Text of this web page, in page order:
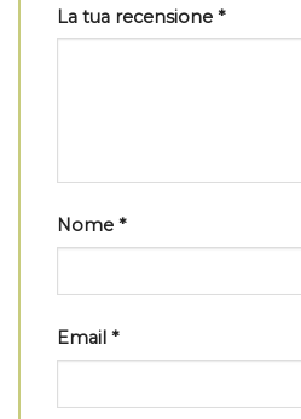
La tua recensione *
Nome *
Email *